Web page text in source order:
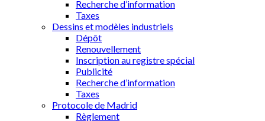
Recherche d’information
Taxes
Dessins et modèles industriels
Dépôt
Renouvellement
Inscription au registre spécial
Publicité
Recherche d’information
Taxes
Protocole de Madrid
Règlement